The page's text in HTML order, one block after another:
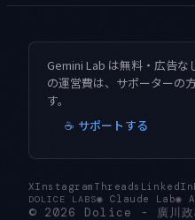
Gemini Lab は無料・広告
の運営費は、サポーターの
す。
☕ サポートする
© 2026 Dolice - 廣川
XInstagram Threads LinkedIn
DOLICE LABS◉ Claude Lab◉